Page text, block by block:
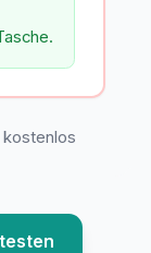
kostenlos